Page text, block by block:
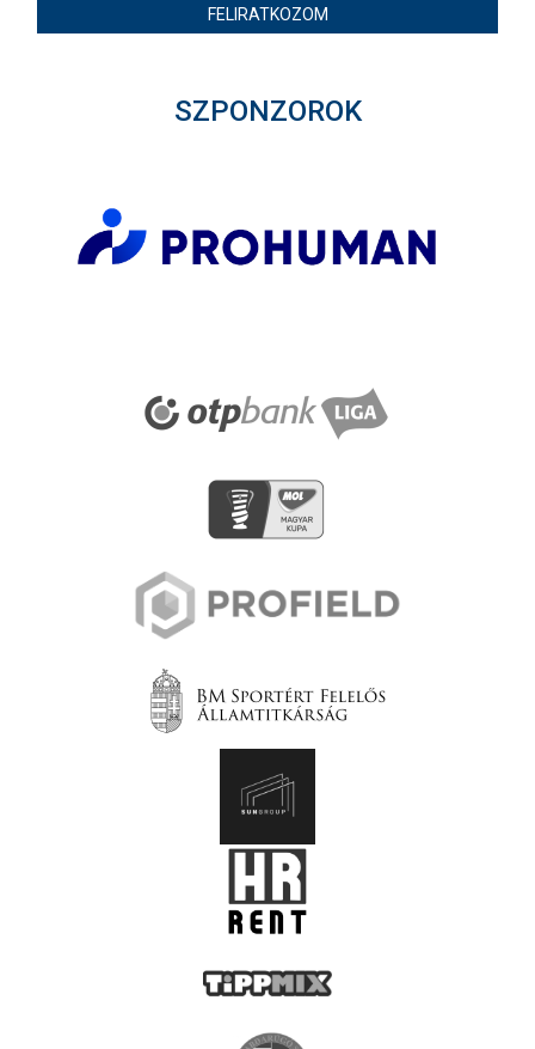
FELIRATKOZOM
SZPONZOROK